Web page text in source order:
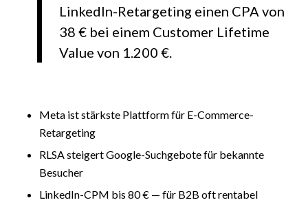
LinkedIn-Retargeting einen CPA von
38 € bei einem Customer Lifetime
Value von 1.200 €.
Meta ist stärkste Plattform für E-Commerce-
Retargeting
RLSA steigert Google-Suchgebote für bekannte
Besucher
LinkedIn-CPM bis 80 € — für B2B oft rentabel